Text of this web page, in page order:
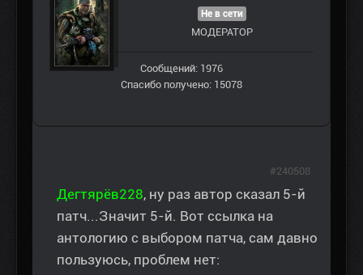
Не в сети
МОДЕРАТОР
Сообщений: 1976
Спасибо получено: 15078
Дегтярёв228, ну раз автор сказал 5-й
патч...Значит 5-й. Вот ссылка на
антологию с выбором патча, сам давно
пользуюсь, проблем нет:
#240508